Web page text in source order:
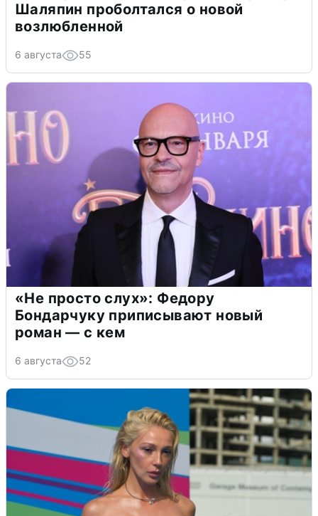
Шаляпин проболтался о новой
возлюбленной
6 августа 55
«Не просто слух»: Федору
Бондарчуку приписывают новый
роман — с кем
6 августа 52